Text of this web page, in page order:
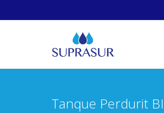
Tanque Perdurit